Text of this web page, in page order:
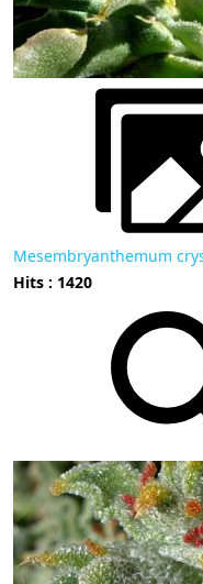
Mesembryanthemum
Hits : 1420